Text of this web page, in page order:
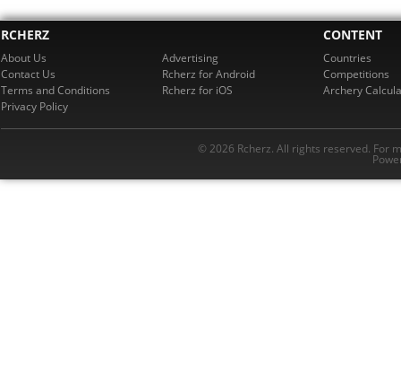
RCHERZ
About Us
Contact Us
Terms and Conditions
Privacy Policy
Advertising
Rcherz for Android
Rcherz for iOS
CONTENT
Countries
Competitions
Archery
© 2026 Rcherz. All rights reserved. For